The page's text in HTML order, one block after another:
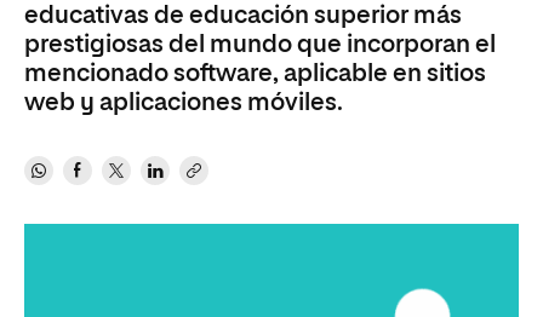
educativas de educación superior más
prestigiosas del mundo que incorporan el
mencionado software, aplicable en sitios
web y aplicaciones móviles.